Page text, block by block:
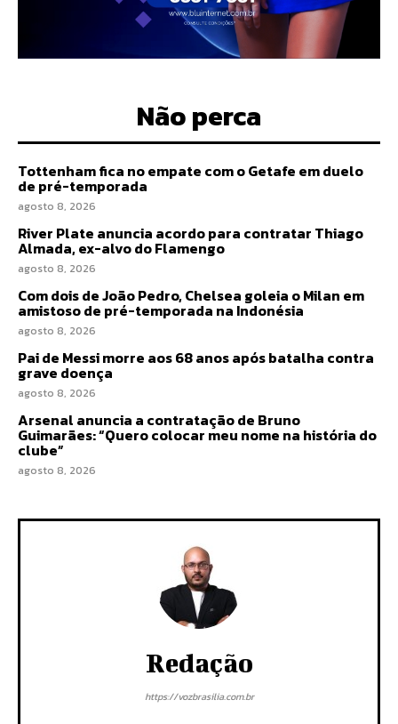
Não perca
Tottenham fica no empate com o Getafe em duelo
de pré-temporada
agosto 8, 2026
River Plate anuncia acordo para contratar Thiago
Almada, ex-alvo do Flamengo
agosto 8, 2026
Com dois de João Pedro, Chelsea goleia o Milan em
amistoso de pré-temporada na Indonésia
agosto 8, 2026
Pai de Messi morre aos 68 anos após batalha contra
grave doença
agosto 8, 2026
Arsenal anuncia a contratação de Bruno
Guimarães: “Quero colocar meu nome na história do
clube”
agosto 8, 2026
Redação
https://vozbrasilia.com.br